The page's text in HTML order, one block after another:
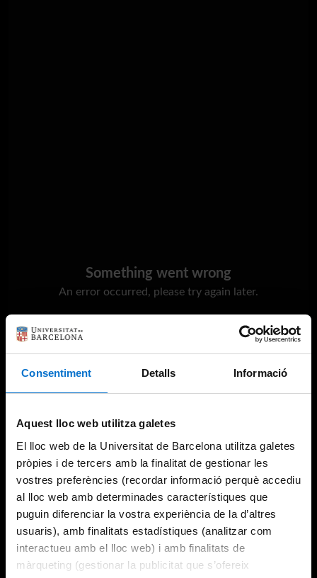
Consentiment Detalls Informació
Aquest lloc web utilitza galetes
El lloc web de la Universitat de Barcelona utilitza galetes
pròpies i de tercers amb la finalitat de gestionar les
vostres preferències (recordar informació perquè accediu
al lloc web amb determinades característiques que
puguin diferenciar la vostra experiència de la d’altres
usuaris), amb finalitats estadístiques (analitzar com
interactueu amb el lloc web) i amb finalitats de
màrqueting (gestionar la publicitat que s’ofereix
Something went wrong
An error occurred, please try again later.
Try again